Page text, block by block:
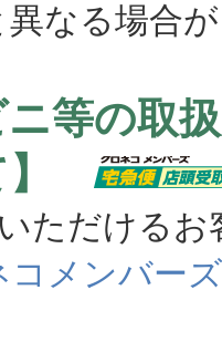
る場合が
ニ等の取
】
ただけるお
コメンバーズ